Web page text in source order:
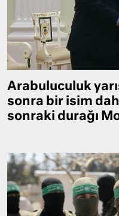
Arabuluculuk
sonra bir isim
sonraki durağı